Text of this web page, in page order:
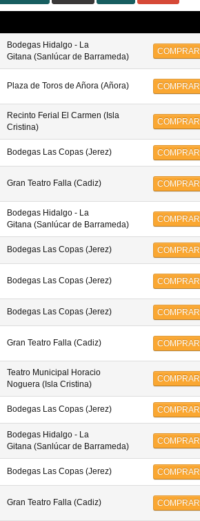
Bodegas Hidalgo - La
Gitana (Sanlúcar de Barrameda)
COMPRAR
Plaza de Toros de Añora (Añora) COMPRAR
Recinto Ferial El Carmen (Isla
Cristina)
COMPRAR
Bodegas Las Copas (Jerez) COMPRAR
Gran Teatro Falla (Cadiz) COMPRAR
Bodegas Hidalgo - La
Gitana (Sanlúcar de Barrameda)
COMPRAR
Bodegas Las Copas (Jerez) COMPRAR
Bodegas Las Copas (Jerez) COMPRAR
Bodegas Las Copas (Jerez) COMPRAR
Gran Teatro Falla (Cadiz) COMPRAR
Teatro Municipal Horacio
Noguera (Isla Cristina)
COMPRAR
Bodegas Las Copas (Jerez) COMPRAR
Bodegas Hidalgo - La
Gitana (Sanlúcar de Barrameda)
COMPRAR
Bodegas Las Copas (Jerez) COMPRAR
Gran Teatro Falla (Cadiz) COMPRAR